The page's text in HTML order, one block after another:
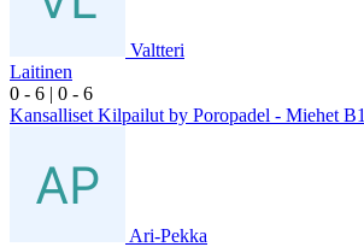
Valtteri
Laitinen
0 - 6 | 0 - 6
Kansalliset Kilpailut by Poropadel - Miehet B1
Ari-Pekka